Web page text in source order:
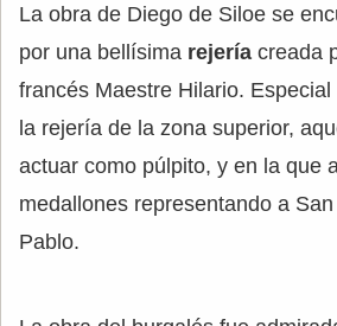
La obra de Diego de Siloe se
por una bellísima rejería creada
francés Maestre Hilario.
la rejería de la zona superior,
actuar como púlpito, y en la que
medallones representando a
Pablo.